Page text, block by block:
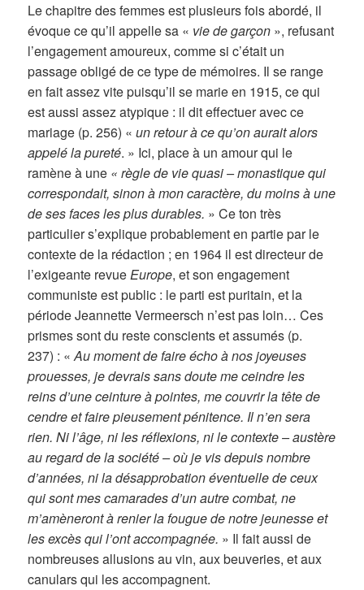
Le chapitre des femmes est plusieurs fois abordé, il
évoque ce qu’il appelle sa « vie de garçon », refusant
l’engagement amoureux, comme si c’était un
passage obligé de ce type de mémoires. Il se range
en fait assez vite puisqu’il se marie en 1915, ce qui
est aussi assez atypique : il dit effectuer avec ce
mariage (p. 256) «un retour à ce qu’on aurait alors
appelé la pureté. » Ici, place à un amour qui le
ramène à une « règle de vie quasi – monastique qui
correspondait, sinon à mon caractère, du moins à une
de ses faces les plus durables. » Ce ton très
particulier s’explique probablement en partie par le
contexte de la rédaction ; en 1964 il est directeur de
l’exigeante revueEurope, et son engagement
communiste est public : le parti est puritain, et la
période Jeannette Vermeersch n’est pas loin… Ces
prismes sont du reste conscients et assumés (p.
237) : «Au moment de faire écho à nos joyeuses
prouesses, je devrais sans doute me ceindre les
reins d’une ceinture à pointes, me couvrir la tête de
cendre et faire pieusement pénitence. Il n’en sera
rien. Ni l’âge, ni les réflexions, ni le contexte – austère
au regard de la société – où je vis depuis nombre
d’années, ni la désapprobation éventuelle de ceux
qui sont mes camarades d’un autre combat, ne
m’amèneront à renier la fougue de notre jeunesse et
les excès qui l’ont accompagnée. » Il fait aussi de
nombreuses allusions au vin, aux beuveries, et aux
canulars qui les accompagnent.